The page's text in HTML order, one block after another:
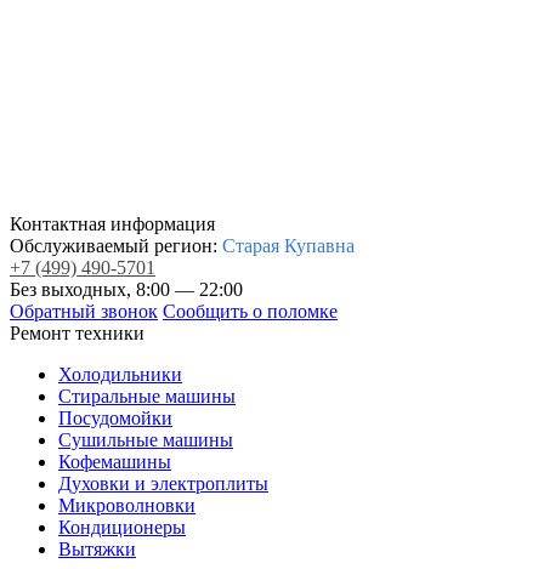
Контактная информация
Обслуживаемый регион: Старая Купавна
+7 (499) 490-5701
Без выходных, 8:00 — 22:00
Обратный звонок Сообщить о поломке
Ремонт техники
Холодильники
Стиральные машины
Посудомойки
Сушильные машины
Кофемашины
Духовки и электроплиты
Микроволновки
Кондиционеры
Вытяжки